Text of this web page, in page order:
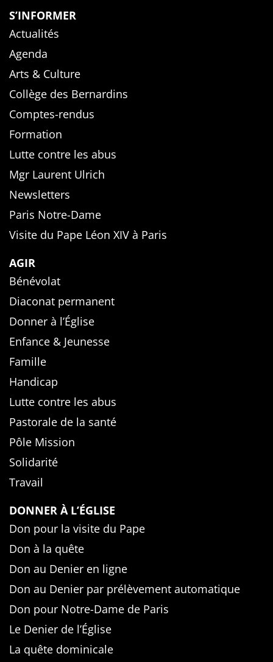
S’INFORMER
Actualités
Agenda
Arts & Culture
Collège des Bernardins
Comptes-rendus
Formation
Lutte contre les abus
Mgr Laurent Ulrich
Newsletters
Paris Notre-Dame
Visite du Pape Léon XIV à Paris
AGIR
Bénévolat
Diaconat permanent
Donner à l’Église
Enfance & Jeunesse
Famille
Handicap
Lutte contre les abus
Pastorale de la santé
Pôle Mission
Solidarité
Travail
DONNER À L’ÉGLISE
Don pour la visite du Pape
Don à la quête
Don au Denier en ligne
Don au Denier par prélèvement automatique
Don pour Notre-Dame de Paris
Le Denier de l’Église
La quête dominicale